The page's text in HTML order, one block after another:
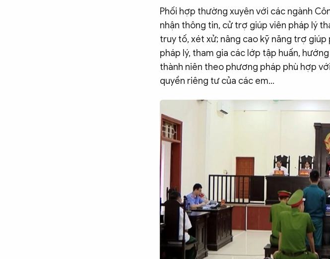
Phối hợp thường xuyên với các ngành
nhận thông tin, cử trợ giúp viên pháp lý
truy tố, xét xử; nâng cao kỹ năng trợ
pháp lý, tham gia các lớp tập huấn,
thành niên theo phương pháp phù hợp
quyền riêng tư của các em…